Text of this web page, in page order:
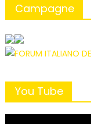
Campagne
You Tube